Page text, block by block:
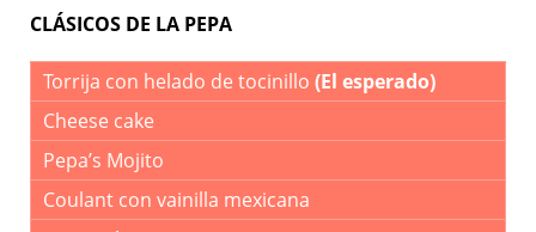
CLÁSICOS DE LA PEPA
Torrija con helado de tocinillo (El esperado)
Cheese cake
Pepa’s Mojito
Coulant con vainilla mexicana